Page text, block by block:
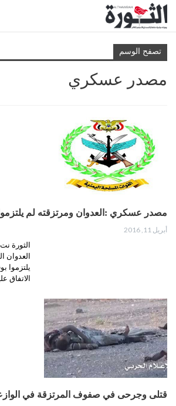
تصفح الوسم
مصدر عسكري
مصدر عسكري :العدوان ومرتزقته لم يلتزموا
أبريل 11, 2016
الثورة
العدوان
يلتزموا
الاتفاق
قتلى وجرحى في صفوف المرتزقة في